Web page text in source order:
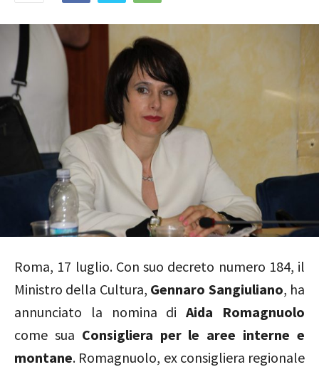
Roma, 17 luglio. Con suo decreto numero 184, il
Ministro della Cultura, Gennaro Sangiuliano, ha
annunciato la nomina diAida Romagnuolo
come sua Consigliera per le aree interne e
montane. Romagnuolo, ex consigliera regionale